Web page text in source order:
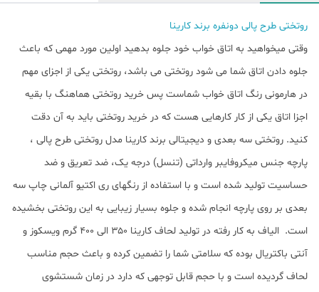
روتختی طرح پالی دونفره برند کارینا
وقتی میخواهید به اتاق خواب خود جلوه بدهید اولین مورد مهمی که باعث
جلوه دادن اتاق شما می شود روتختی می باشد، روتختی یکی از اجزای مهم
در هارمونی رنگ اتاق خواب شماست پس خرید روتختی هماهنگ با بقیه
اجزا اتاق یکی از کار کارهایی هست که در خرید روتختی باید به آن دقت
کنید. روتختی سه بعدی و دیجیتالی برند کارینا مدل روتختی طرح پالی ،
پارچه جنس میکروفایبر وارداتی (تنسل) درجه یک، ضد تعریق و ضد
حساسیت تولید شده است و با استفاده از رنگهای ری اکتیو آلمانی چاپ سه
بعدی بر روی پارچه انجام شده و جلوه بسیار زیبایی به این روتختی بخشیده
است. الیاف به کار رفته در تولید لحاف کارینا ۳۵۰ الی ۴۰۰ گرم ویسکوز و
آنتی باکتریال بوده که سلامتی شما را تضمین کرده و باعث حجم مناسب
لحاف گردیده است و با حجم قابل توجهی که دارد در زمان شستشوی